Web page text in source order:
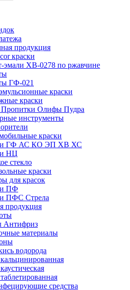
продукция
краски
эмали ХВ-0278 по ржавчине
ГФ-021
краски
краски
Олифы Пудра
инструменты
краски
ГФ АС КО ЭП ХВ ХС
НЦ
стекло
краски
для красок
ПФ
ПФС Стрела
продукция
Антифриз
материалы
водорода
средства